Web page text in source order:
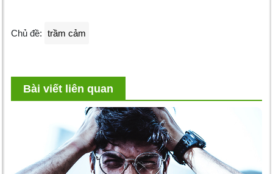
Chủ đề: trầm cảm
Bài viết liên quan